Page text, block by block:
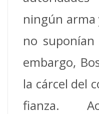
ningún arma
no suponían
embargo,
la cárcel del
fianza.